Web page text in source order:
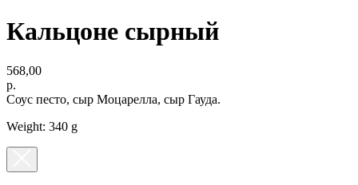
Кальцоне сырный
568,00
р.
Соус песто, сыр Моцарелла, сыр Гауда.
Weight: 340 g